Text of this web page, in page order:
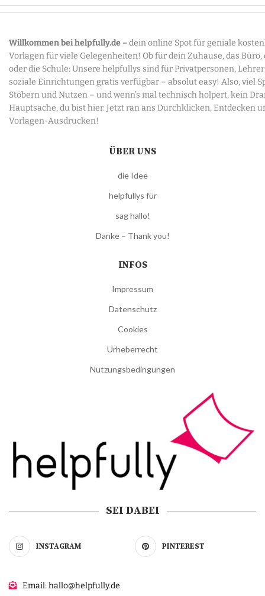
Willkommen bei helpfully.de –dein online Spot für geniale
Vorlagen für viele Gelegenheiten! Ob für dein Zuhause, das Büro,
oder die Schule: Unsere helpfullys sind für Privatpersonen,
soziale Einrichtungen gratis verfügbar – absolut easy! Also, viel
Stöbern und Nutzen – und wenn’s mal technisch holpert, kein
Hauptsache, du bist hier. Jetzt ran ans Durchklicken, Entdecken
Vorlagen-Ausdrucken!
ÜBER UNS
die Idee
helpfullys für
sag hallo!
Danke – Thank you!
INFOS
Impressum
Datenschutz
Cookies
Urheberrecht
Nutzungsbedingungen
SEI DABEI
INSTAGRAM PINTEREST
Email: hallo@helpfully.de